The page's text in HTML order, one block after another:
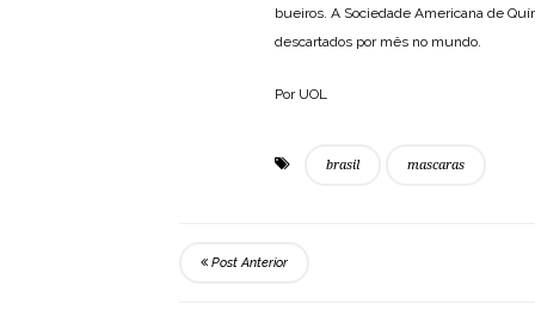
bueiros. A Sociedade Americana de
descartados por mês no mundo.
Por UOL
brasil mascaras
Post Anterior